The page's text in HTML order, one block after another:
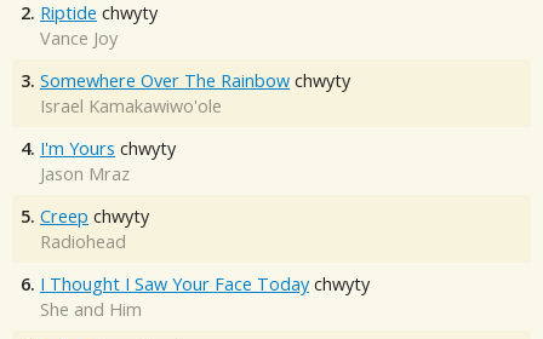
2. Riptide chwyty
Vance Joy
3. Somewhere Over The Rainbow chwyty
Israel Kamakawiwo'ole
4. I'm Yours chwyty
Jason Mraz
5. Creep chwyty
Radiohead
6. I Thought I Saw Your Face Today chwyty
She and Him